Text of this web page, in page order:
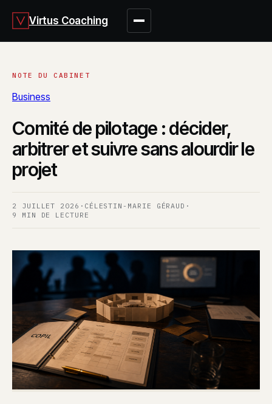
Virtus Coaching
Business
Comité de pilotage : décider,
arbitrer et suivre sans alourdir le
projet
2 JUILLET 2026 · CÉLESTIN-MARIE GÉRAUD ·
9 MIN DE LECTURE